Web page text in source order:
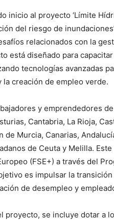
inicio al proyecto ‘Límite
del riesgo de
relacionados con la
está diseñado para
tecnologías avanzadas
creación de empleo verde.
y emprendedores
Cantabria, La Rioja,
de Murcia, Canarias,
de Ceuta y Melilla.
(FSE+) a través del
es impulsar la
de desempleo y
proyecto, se incluye dotar a